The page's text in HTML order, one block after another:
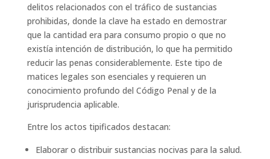
delitos relacionados con el tráfico de sustancias
prohibidas, donde la clave ha estado en demostrar
que la cantidad era para consumo propio o que no
existía intención de distribución, lo que ha permitido
reducir las penas considerablemente. Este tipo de
matices legales son esenciales y requieren un
conocimiento profundo del Código Penal y de la
jurisprudencia aplicable.
Entre los actos tipificados destacan:
Elaborar o distribuir sustancias nocivas para la salud.